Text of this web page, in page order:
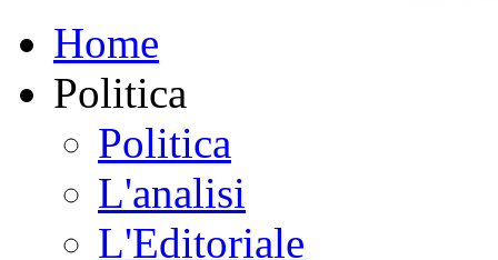
Home
Politica
Politica
L'analisi
L'Editoriale